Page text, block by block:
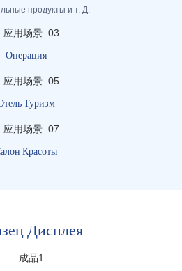
продукты и т. Д.
Операция
Туризм
Красоты
Дисплея